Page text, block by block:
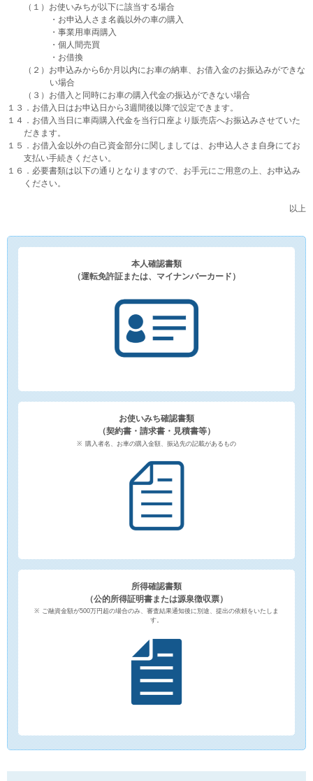
（１）お使いみちが以下に該当する場合
・お申込人さま名義以外の車の購入
・事業用車両購入
・個人間売買
・お借換
（２）お申込みから6か月以内にお車の納車、お借入金のお振込みができな
い場合
（３）お借入と同時にお車の購入代金の振込ができない場合
１３．お借入日はお申込日から3週間後以降で設定できます。
１４．お借入当日に車両購入代金を当行口座より販売店へお振込みさせていた
だきます。
１５．お借入金以外の自己資金部分に関しましては、お申込人さま自身にてお
支払い手続きください。
１６．必要書類は以下の通りとなりますので、お手元にご用意の上、お申込み
ください。
以上
本人確認書類
（運転免許証または、マイナンバーカード）
お使いみち確認書類
（契約書・請求書・見積書等）
購入者名、お車の購入金額、振込先の記載があるもの
所得確認書類
（公的所得証明書または源泉徴収票）
ご融資金額が500万円超の場合のみ、審査結果通知後に別途、提出の依頼をいたしま
す。